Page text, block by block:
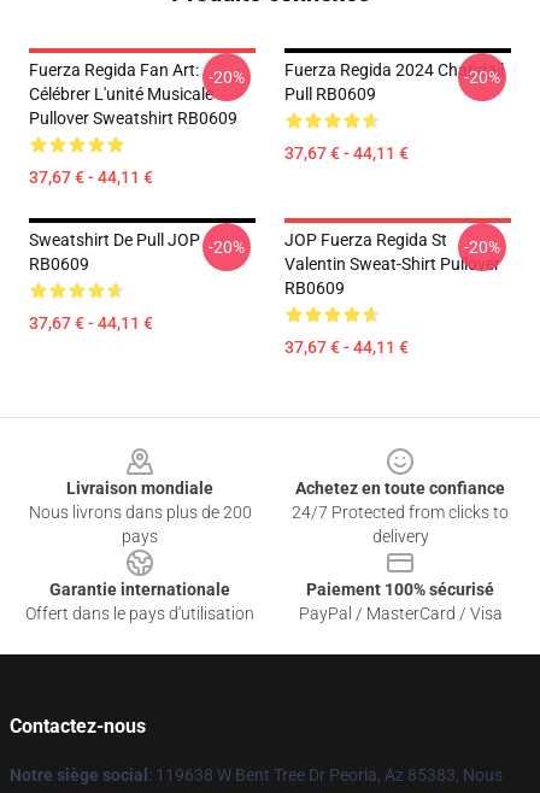
Fuerza Regida Fan Art:
Célébrer L'unité Musicale
Pullover Sweatshirt RB0609
37,67 € - 44,11 €
-20%
Fuerza Regida 2024 Chandail
Pull RB0609
37,67 € - 44,11 €
-20%
Sweatshirt De Pull JOP
RB0609
37,67 € - 44,11 €
-20%
JOP Fuerza Regida St
Valentin Sweat-Shirt Pullover
RB0609
37,67 € - 44,11 €
-20%
Livraison mondiale
Nous livrons dans plus de 200
pays
Achetez en toute confiance
24/7 Protected from clicks to
delivery
Garantie internationale
Offert dans le pays d'utilisation
Paiement 100% sécurisé
PayPal / MasterCard / Visa
Contactez-nous
Notre siège social : 119638 W Bent Tree Dr Peoria, Az 85383, Nous